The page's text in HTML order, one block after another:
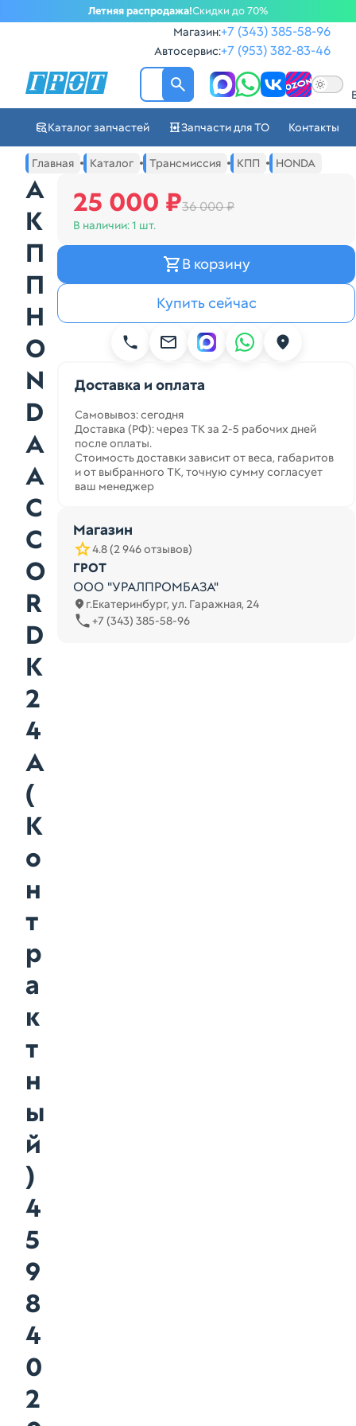
Летняя распродажа!Скидки до 70%
Магазин:+7 (343) 385-58-96
Автосервис:+7 (953) 382-83-46
ГРОТ - Автозапчасти в
Каталог запчастей Запчасти для ТО Контакты
Навигация по сайту автозапчастей ГРОТ
Основное меню навигации интернет-магазина
Главная Каталог Трансмиссия КПП HONDA
А
К
П
П
H
O
N
D
A
A
C
C
O
R
D
K
2
4
A
(
К
о
н
т
р
а
к
т
н
ы
й
)
4
5
9
8
4
0
2
25 000 ₽36 000 ₽
В наличии:1 шт.
В корзину
Купить сейчас
Доставка и оплата
Самовывоз: сегодня
Доставка (РФ): через ТК за 2-5 рабочих дней
после оплаты.
Стоимость доставки зависит от веса, габаритов
и от выбранного ТК, точную сумму согласует
ваш менеджер
Магазин
4.8 (2 946 отзывов)
ГРОТ
ООО "УРАЛПРОМБАЗА"
г.Екатеринбург, ул. Гаражная, 24
+7 (343) 385-58-96